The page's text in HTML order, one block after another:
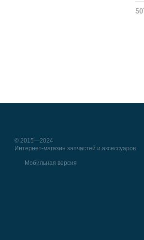
© 2015—2024
Интернет-магазин запчастей и аксессуаров
Мобильная версия